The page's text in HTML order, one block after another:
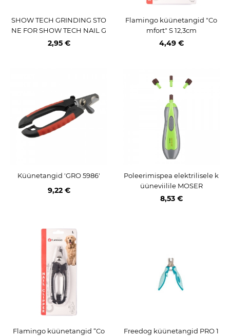
SHOW TECH GRINDING STO
NE FOR SHOW TECH NAIL G
RINDER TYPE 2
2,95 €
Flamingo küünetangid "Co
mfort" S 12,3cm
4,49 €
Küünetangid 'GRO 5986'
9,22 €
Poleerimispea elektrilisele k
üüneviilile MOSER
8,53 €
Flamingo küünetangid “Co
Freedog küünetangid PRO 1